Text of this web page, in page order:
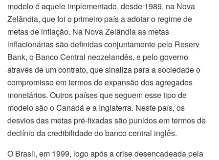
modelo é aquele implementado, desde 1989, na Nova
Zelândia, que foi o primeiro país a adotar o regime de
metas de inflação. Na Nova Zelândia as metas
inflacionárias são definidas conjuntamente pelo Reserv
Bank, o Banco Central neozelandês, e pelo governo
através de um contrato, que sinaliza para a sociedade o
compromisso em termos de expansão dos agregados
monetários. Outros países que seguem esse tipo de
modelo são o Canadá e a Inglaterra. Neste país, os
desvios das metas pré-fixadas são punidos em termos de
declínio da credibilidade do banco central inglês.
O Brasil, em 1999, logo após a crise desencadeada pela